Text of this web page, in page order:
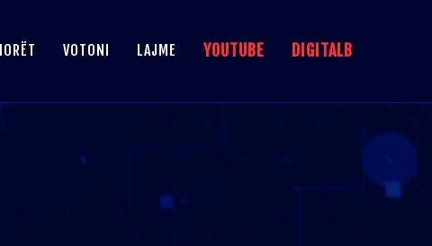
VOTONI LAJME YOUTUBE DIGITALB